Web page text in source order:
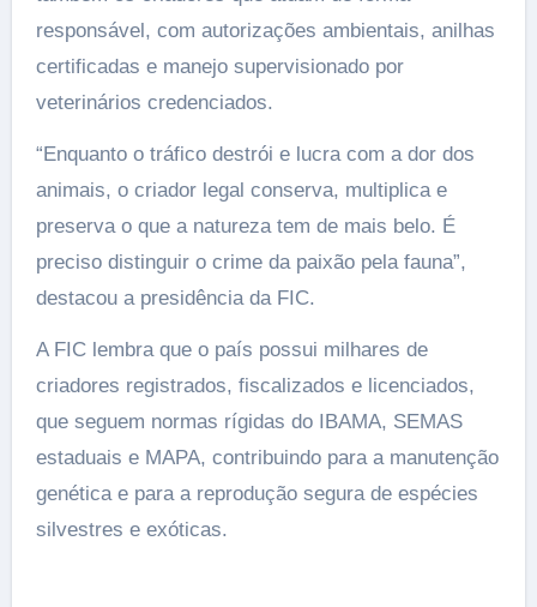
responsável, com autorizações ambientais, anilhas
certificadas e manejo supervisionado por
veterinários credenciados.
“Enquanto o tráfico destrói e lucra com a dor dos
animais, o criador legal conserva, multiplica e
preserva o que a natureza tem de mais belo. É
preciso distinguir o crime da paixão pela fauna”,
destacou a presidência da FIC.
A FIC lembra que o país possui milhares de
criadores registrados, fiscalizados e licenciados,
que seguem normas rígidas do IBAMA, SEMAS
estaduais e MAPA, contribuindo para a manutenção
genética e para a reprodução segura de espécies
silvestres e exóticas.